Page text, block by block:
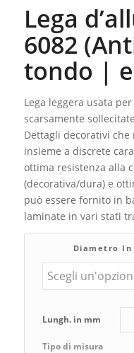
Lega
6082
tondo |
Lega leggera usata
scarsamente
Dettagli decorativi
insieme a discrete
ottima resistenza alla
(decorativa/dura) e
può essere fornito in
laminate in vari stati
Diametro In
Lungh. in mm
Tipo di misura